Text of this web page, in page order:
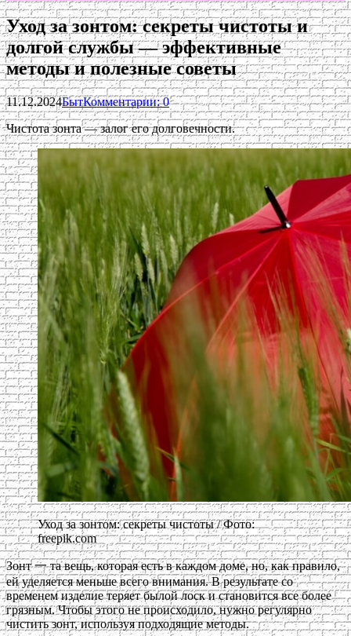
Уход за зонтом: секреты чистоты и
долгой службы — эффективные
методы и полезные советы
11.12.2024БытКомментарии: 0
Чистота зонта — залог его долговечности.
Уход за зонтом: секреты чистоты / Фото:
freepik.com
Зонт 一 та вещь, которая есть в каждом доме, но, как правило,
ей уделяется меньше всего внимания. В результате со
временем изделие теряет былой лоск и становится все более
грязным. Чтобы этого не происходило, нужно регулярно
чистить зонт, используя подходящие методы.